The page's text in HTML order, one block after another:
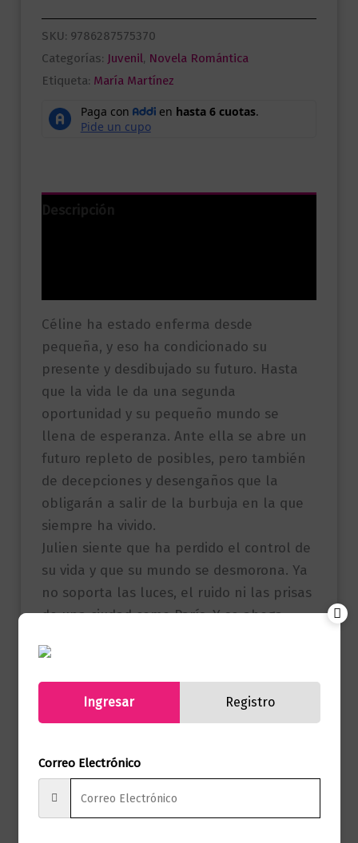
SKU: 9786287575370
Categorías: Juvenil, Novela Romántica
Etiqueta: María Martínez
Descripción
Céline ha estado enferma desde
pequeña, y eso ha condicionado su
presente y desdibujado su futuro. Hasta
que la vida le da una segunda
oportunidad y su pequeño mundo se
llena de esperanza. Ante ella se abre un
futuro repleto de posibles, pero también
de decepciones y desengaños que la
obligarán a salir de la burbuja en la que
siempre ha vivido.
Julien siente que ha perdido el control de
su vida y que su mundo se desmorona. Ya
no soporta las luces, el ruido ni las prisas
de una ciudad como París. Y se ahoga
puede encontrar respuesta.
Un tropiezo fortuito hará que las vidas de
Céline y Julien se unan. O no. Porque hay
casualidades que conectan a las
irremediablemente.
Ingresar Registro
Correo Electrónico